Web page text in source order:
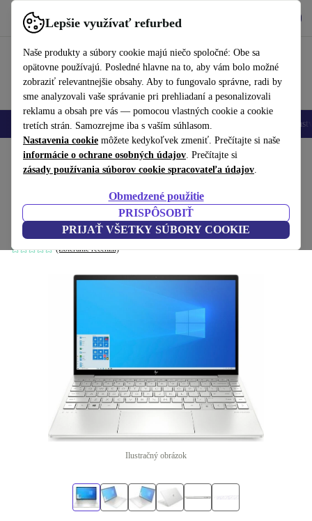
Lepšie využívať refurbed
Naše produkty a súbory cookie majú niečo spoločné: Obe sa
opätovne používajú. Posledné hlavne na to, aby vám bolo možné
zobraziť relevantnejšie obsahy. Aby to fungovalo správne, radi by
sme analyzovali vaše správanie pri prehliadaní a pesonalizovali
reklamu a obsah pre vás — pomocou vlastných cookie a cookie
tretích strán. Samozrejme iba s vaším súhlasom.
Nastavenia cookie môžete kedykoľvek zmeniť. Prečítajte si naše
informácie o ochrane osobných údajov. Prečítajte si
zásady používania súborov cookie spracovateľa údajov.
Obmedzené použitie
PRISPÔSOBIŤ
PRIJAŤ VŠETKY SÚBORY COOKIE
používať refurbed rýchlo a jednoducho
Mobilné telefóny Laptopy Tablety Inteligentné hodinky
Domov Produkty Notebooky Notebooky HP
HP Envy 13-BA | i5-1135G7 | 13.3-
palcový
16 GB | 512 GB SSD | FHD | Win 11 Home | DE
(Zbieranie recenzií)
Ilustračný obrázok